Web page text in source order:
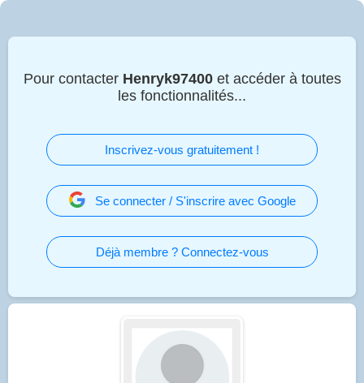
Pour contacter Henryk97400et accéder à toutes
les fonctionnalités...
Inscrivez-vous gratuitement !
Se connecter / S'inscrire avec Google
Déjà membre ? Connectez-vous